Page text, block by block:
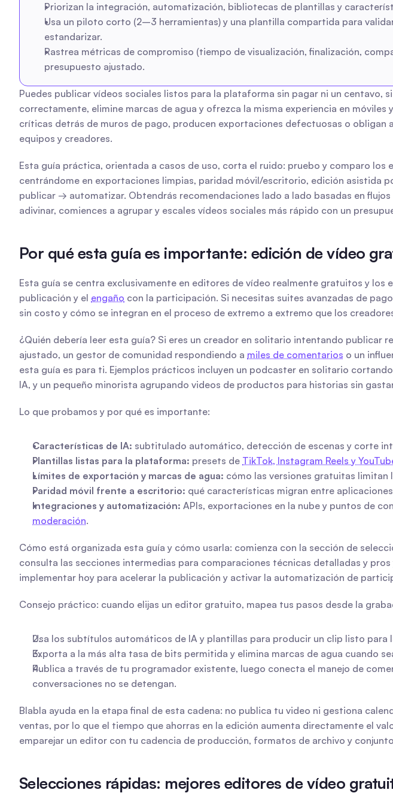
Priorizan la integración, automatización, bibliotecas de plantillas y
Usa un piloto corto (2–3 herramientas) y una plantilla compartida para
estandarizar.
Rastrea métricas de compromiso (tiempo de visualización, finalización,
presupuesto ajustado.
Puedes publicar vídeos sociales listos para la plataforma sin pagar ni un
correctamente, elimine marcas de agua y ofrezca la misma experiencia en
críticas detrás de muros de pago, producen exportaciones defectuosas o
equipos y creadores.
Esta guía práctica, orientada a casos de uso, corta el ruido: pruebo y comparo
centrándome en exportaciones limpias, paridad móvil/escritorio, edición asistida
publicar → automatizar. Obtendrás recomendaciones lado a lado basadas en
adivinar, comiences a agrupar y escales vídeos sociales más rápido con un
Por qué esta guía es importante: edición de vídeo
Esta guía se centra exclusivamente en editores de vídeo realmente gratuitos y
publicación y el engaño con la participación. Si necesitas suites avanzadas de
sin costo y cómo se integran en el proceso de extremo a extremo que los
¿Quién debería leer esta guía? Si eres un creador en solitario intentando publicar
ajustado, un gestor de comunidad respondiendo a miles de comentarios o un
esta guía es para ti. Ejemplos prácticos incluyen un podcaster en solitario
IA, y un pequeño minorista agrupando videos de productos para historias sin
Lo que probamos y por qué es importante:
Características de IA: subtitulado automático, detección de escenas y corte
Plantillas listas para la plataforma: presets de TikTok, Instagram Reels y
Límites de exportación y marcas de agua: cómo las versiones gratuitas limitan
Paridad móvil frente a escritorio: qué características migran entre
Integraciones y automatización: APIs, exportaciones en la nube y puntos de
moderación.
Cómo está organizada esta guía y cómo usarla: comienza con la sección de
consulta las secciones intermedias para comparaciones técnicas detalladas y
implementar hoy para acelerar la publicación y activar la automatización de
Consejo práctico: cuando elijas un editor gratuito, mapea tus pasos desde la
Usa los subtítulos automáticos de IA y plantillas para producir un clip listo para
Exporta a la más alta tasa de bits permitida y elimina marcas de agua cuando
Publica a través de tu programador existente, luego conecta el manejo de
conversaciones no se detengan.
Blabla ayuda en la etapa final de esta cadena: no publica tu video ni gestiona
ventas, por lo que el tiempo que ahorras en la edición aumenta directamente el
emparejar un editor con tu cadencia de producción, formatos de archivo y
Selecciones rápidas: mejores editores de vídeo